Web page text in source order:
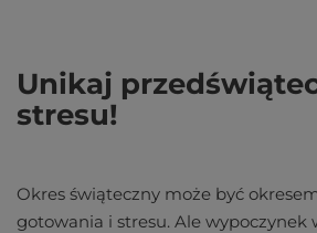
Unikaj
stresu!
Okres świąteczny może być
gotowania i stresu. Ale wypoczynek